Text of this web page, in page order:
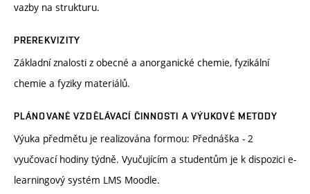
vazby na strukturu.
PREREKVIZITY
Základní znalosti z obecné a anorganické chemie, fyzikální
chemie a fyziky materiálů.
PLÁNOVANÉ VZDĚLÁVACÍ ČINNOSTI A VÝUKOVÉ METODY
Výuka předmětu je realizována formou: Přednáška - 2
vyučovací hodiny týdně. Vyučujícím a studentům je k dispozici e-
learningový systém LMS Moodle.